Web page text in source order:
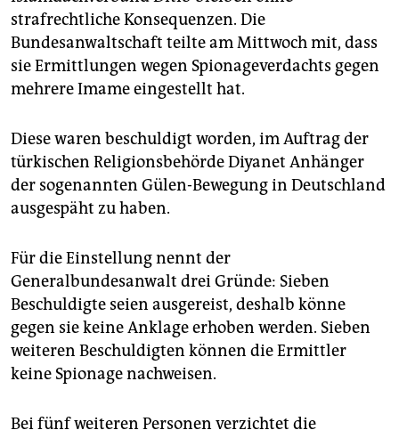
abo
genossenschaft
epaper login
strafrechtliche Konsequenzen. Die
Bundesanwaltschaft teilte am Mittwoch mit, dass
sie Ermittlungen wegen Spionageverdachts gegen
mehrere Imame eingestellt hat.
Diese waren beschuldigt worden, im Auftrag der
türkischen Religionsbehörde Diyanet Anhänger
der sogenannten Gülen-Bewegung in Deutschland
ausgespäht zu haben.
Für die Einstellung nennt der
Generalbundesanwalt drei Gründe: Sieben
Beschuldigte seien ausgereist, deshalb könne
gegen sie keine Anklage erhoben werden. Sieben
weiteren Beschuldigten können die Ermittler
keine Spionage nachweisen.
Bei fünf weiteren Personen verzichtet die